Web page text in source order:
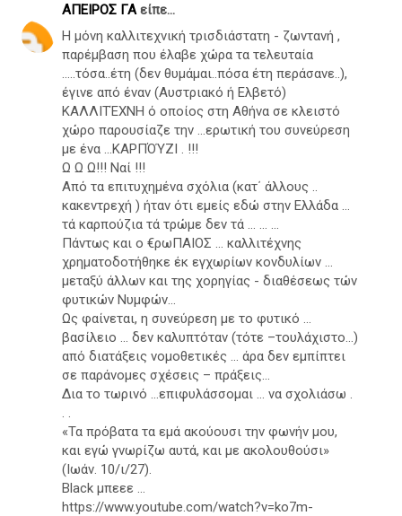
ΑΠΕΙΡΟΣ ΓΑείπε...
Η μόνη καλλιτεχνική τρισδιάστατη - ζωντανή ,
παρέμβαση που έλαβε χώρα τα τελευταία
…..τόσα..έτη (δεν θυμάμαι..πόσα έτη περάσανε..),
έγινε από έναν (Αυστριακό ή Ελβετό)
ΚΑΛΛΙΤΈΧΝΗ ό οποίος στη Αθήνα σε κλειστό
χώρο παρουσίαζε την …ερωτική του συνεύρεση
με ένα …ΚΑΡΠΌΎΖΙ . !!!
Ω Ω Ω!!! Ναί !!!
Από τα επιτυχημένα σχόλια (κατ΄ άλλους ..
κακεντρεχή ) ήταν ότι εμείς εδώ στην Ελλάδα …
τά καρπούζια τά τρώμε δεν τά … … …
Πάντως και ο €ρωΠΑΙΟΣ … καλλιτέχνης
χρηματοδοτήθηκε έκ εγχωρίων κονδυλίων …
μεταξύ άλλων και της χορηγίας - διαθέσεως τών
φυτικών Νυμφών…
Ως φαίνεται, η συνεύρεση με το φυτικό …
βασίλειο … δεν καλυπτόταν (τότε –τουλάχιστο…)
από διατάξεις νομοθετικές … άρα δεν εμπίπτει
σε παράνομες σχέσεις – πράξεις…
Δια το τωρινό …επιφυλάσσομαι … να σχολιάσω .
. .
«Τα πρόβατα τα εμά ακούουσι την φωνήν μου,
και εγώ γνωρίζω αυτά, και με ακολουθούσι»
(Ιωάν. 10/ι/27).
Black μπεεε …
https://www.youtube.com/watch?v=ko7m-